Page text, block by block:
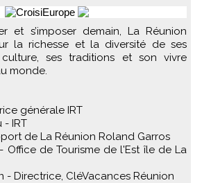
la richesse et la diversité de ses
ses traditions et son vivre
monde.
générale IRT
- IRT
de La Réunion Roland Garros
Office de Tourisme de l'Est île de La
- Directrice, CléVacances Réunion